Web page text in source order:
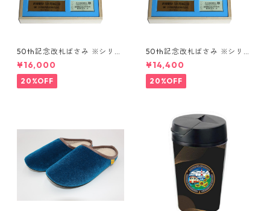
50th記念改札ばさみ ※シリア
ルNoあり
¥16,000
20%OFF
50th記念改札ばさみ ※シリア
ルNoなし
¥14,400
20%OFF